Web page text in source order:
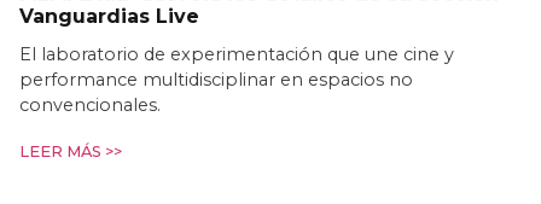
Vanguardias Live
El laboratorio de experimentación que une cine y
performance multidisciplinar en espacios no
convencionales.
LEER MÁS >>